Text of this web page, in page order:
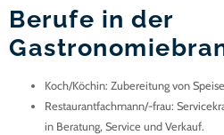
Berufe in der
Koch/Köchin: Zubereitung von
Restaurantfachmann/-frau:
in Beratung, Service und Verkauf.